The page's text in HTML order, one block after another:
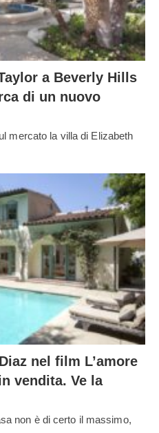
a Beverly Hills
di un nuovo
mercato la villa di Elizabeth
nel film L’amore
vendita. Ve la
non è di certo il massimo,